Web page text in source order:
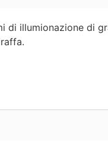
illumionazione di